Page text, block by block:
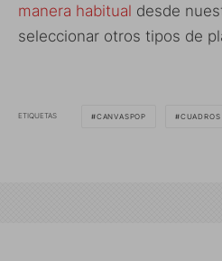
manera habitual desde
seleccionar otros tipos de
ETIQUETAS CANVASPOP CUADROS